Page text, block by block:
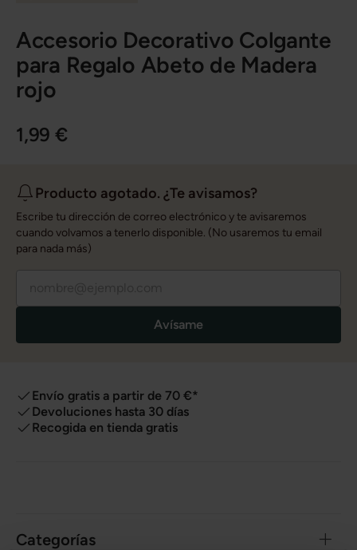
Accesorio Decorativo Colgante
para Regalo Abeto de Madera
rojo
1,99 €
Producto agotado. ¿Te avisamos?
Escribe tu dirección de correo electrónico y te avisaremos
cuando volvamos a tenerlo disponible. (No usaremos tu email
para nada más)
Avísame
Envío gratis a partir de 70 €*
Devoluciones hasta 30 días
Recogida en tienda gratis
Categorías